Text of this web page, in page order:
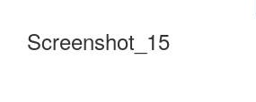
Screenshot_15